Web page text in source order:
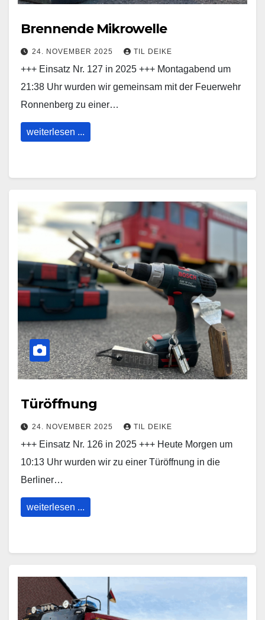
Brennende Mikrowelle
24. NOVEMBER 2025 TIL DEIKE
+++ Einsatz Nr. 127 in 2025 +++ Montagabend um
21:38 Uhr wurden wir gemeinsam mit der Feuerwehr
Ronnenberg zu einer…
weiterlesen ...
Türöffnung
24. NOVEMBER 2025 TIL DEIKE
+++ Einsatz Nr. 126 in 2025 +++ Heute Morgen um
10:13 Uhr wurden wir zu einer Türöffnung in die
Berliner…
weiterlesen ...